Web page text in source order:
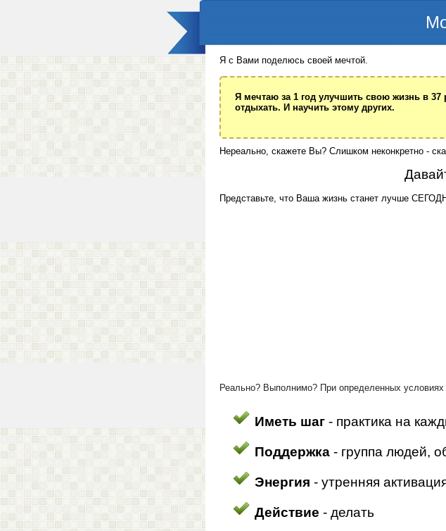
Я с Вами поделюсь своей мечтой.
Я мечтаю за 1 год улучшить свою жизнь в 37
отдыхать. И научить этому других.
Нереально, скажете Вы? Слишком неконкретно -
Представьте, что Ваша жизнь станет лучше
Реально? Выполнимо? При определенных условиях
Иметь шаг - практика на
Поддержка - группа людей,
Энергия - утренняя
Действие - делать